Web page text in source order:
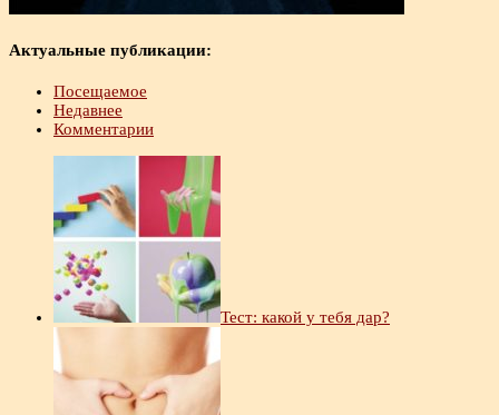
Актуальные публикации:
Посещаемое
Недавнее
Комментарии
Тест: какой у тебя дар?